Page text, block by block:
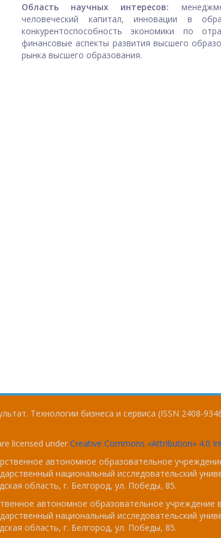
Область научных интересов:
человеческий капитал, инновации в
конкурентоспособность экономики по
финансовые аспекты развития высшего
рынка высшего образования.
Технологии бизнеса и сервиса (ISSN 2408-
licensed under Creative Commons «Attribution» 4.0
автономное образовательное
национальный исследовательский
область, г. Белгород, ул. Победы, 85.
автономное образовательное учреждение
национальный исследовательский
область, г. Белгород, ул. Победы, 85.